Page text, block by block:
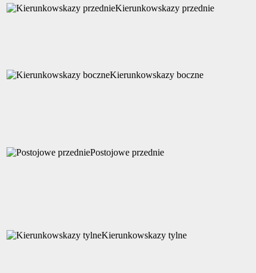
Kierunkowskazy przednie
Kierunkowskazy boczne
Postojowe przednie
Kierunkowskazy tylne